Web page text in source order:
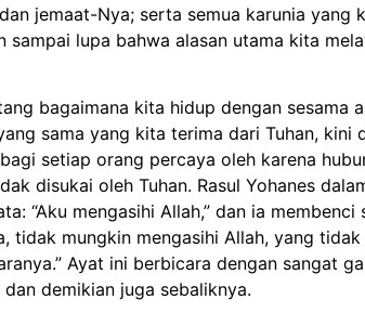
jemaat-Nya; serta semua karunia
lupa bahwa alasan utama kita
bagaimana kita hidup dengan sesama
sama yang kita terima dari Tuhan, kini
setiap orang percaya oleh karena
disukai oleh Tuhan. Rasul Yohanes
“Aku mengasihi Allah,” dan ia
tidak mungkin mengasihi Allah, yang
Ayat ini berbicara dengan sangat
demikian juga sebaliknya.